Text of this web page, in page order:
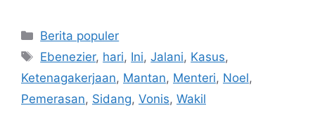
Kategori
Berita populer
Tag
Ebenezier, hari, Ini,Jalani, Kasus,
Ketenagakerjaan, Mantan, Menteri, Noel,
Pemerasan, Sidang, Vonis, Wakil